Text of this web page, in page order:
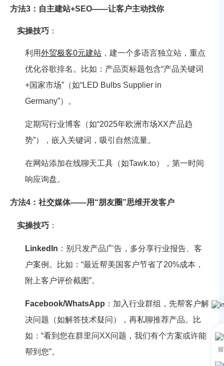
方法3：自主建站+SEO——让客户主动找你
实操技巧 ：
利用外贸极客0元建站 ，建一个多语言独立站，重点
优化谷歌排名。比如：产品页标题包含“产品关键词
+国家市场”（如“LED Bulbs Supplier in
Germany”）。
定期写行业博客（如“2025年欧洲市场XX产品趋
势”），嵌入关键词，吸引自然流量。
在网站添加在线聊天工具（如Tawk.to），第一时间
响应询盘。
方法4：社交媒体——用“朋友圈”思维开发客户
实操技巧 ：
LinkedIn ：别只发产品广告，多分享行业报告、客
户案例。比如：“最近帮美国客户节省了20%成本，
附上客户评价截图”。
Facebook/WhatsApp ：加入行业群组，先帮客户解
决问题（如解答技术疑问），再私聊推荐产品。比
如：“看到您在群里问XX问题，我们有个方案或许能
帮到您”。